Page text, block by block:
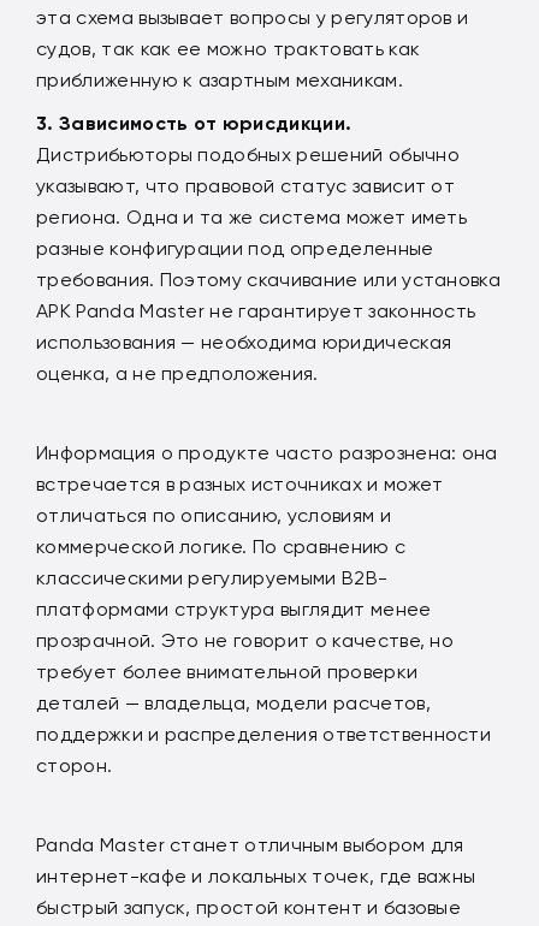
эта схема вызывает вопросы у регуляторов и
судов, так как ее можно трактовать как
приближенную к азартным механикам.
Зависимость от юрисдикции.
Дистрибьюторы подобных решений обычно
указывают, что правовой статус зависит от
региона. Одна и та же система может иметь
разные конфигурации под определенные
требования. Поэтому скачивание или установка
APK Panda Master не гарантирует законность
использования — необходима юридическая
оценка, а не предположения.
Информация о продукте часто разрознена: она
встречается в разных источниках и может
отличаться по описанию, условиям и
коммерческой логике. По сравнению с
классическими регулируемыми B2B-
платформами структура выглядит менее
прозрачной. Это не говорит о качестве, но
требует более внимательной проверки
деталей — владельца, модели расчетов,
поддержки и распределения ответственности
сторон.
Panda Master станет отличным выбором для
интернет-кафе и локальных точек, где важны
быстрый запуск, простой контент и базовые